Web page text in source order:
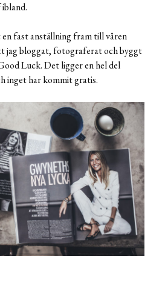
fast anställning fram till våren
jag bloggat, fotograferat och byggt
Luck. Det ligger en hel del
inget har kommit gratis.